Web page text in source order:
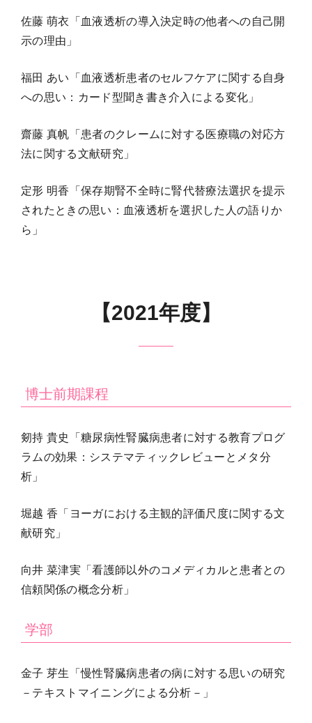
佐藤 萌衣「血液透析の導入決定時の他者への自己開
示の理由」
福田 あい「血液透析患者のセルフケアに関する自身
への思い：カード型聞き書き介入による変化」
齋藤 真帆「患者のクレームに対する医療職の対応方
法に関する文献研究」
定形 明香「保存期腎不全時に腎代替療法選択を提示
されたときの思い：血液透析を選択した人の語りか
ら」
【2021年度】
博士前期課程
剱持 貴史「糖尿病性腎臓病患者に対する教育プログ
ラムの効果：システマティックレビューとメタ分
析」
堀越 香「ヨーガにおける主観的評価尺度に関する文
献研究」
向井 菜津実「看護師以外のコメディカルと患者との
信頼関係の概念分析」
学部
金子 芽生「慢性腎臓病患者の病に対する思いの研究
－テキストマイニングによる分析－」